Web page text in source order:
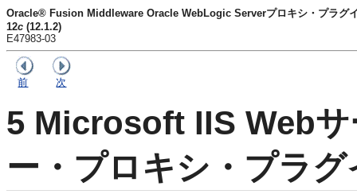
Oracle® Fusion Middleware Oracle WebLogic Serverプロキシ・プラグ
12c (12.1.2)
E47983-03
前 次
5 Microsoft IIS Web
ー・プロキシ・プラ